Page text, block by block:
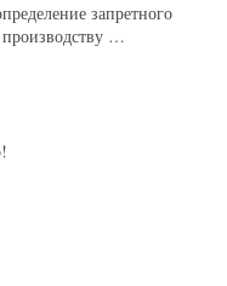
запретного
…